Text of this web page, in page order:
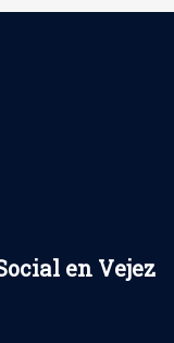
en Vejez